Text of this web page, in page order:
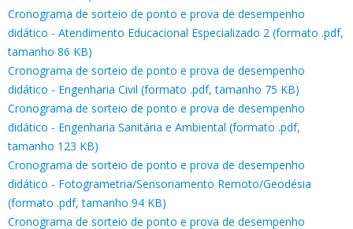
Cronograma de sorteio de ponto e prova de desempenho
didático - Atendimento Educacional Especializado 2 (formato .pdf,
tamanho 86 KB)
Cronograma de sorteio de ponto e prova de desempenho
didático - Engenharia Civil (formato .pdf, tamanho 75 KB)
Cronograma de sorteio de ponto e prova de desempenho
didático - Engenharia Sanitária e Ambiental (formato .pdf,
tamanho 123 KB)
Cronograma de sorteio de ponto e prova de desempenho
didático - Fotogrametria/Sensoriamento Remoto/Geodésia
(formato .pdf, tamanho 94 KB)
Cronograma de sorteio de ponto e prova de desempenho